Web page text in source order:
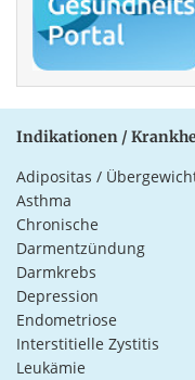
Indikationen /
Adipositas /
Asthma
Chronische
Darmentzündung
Darmkrebs
Depression
Endometriose
Interstitielle Zystitis
Leukämie